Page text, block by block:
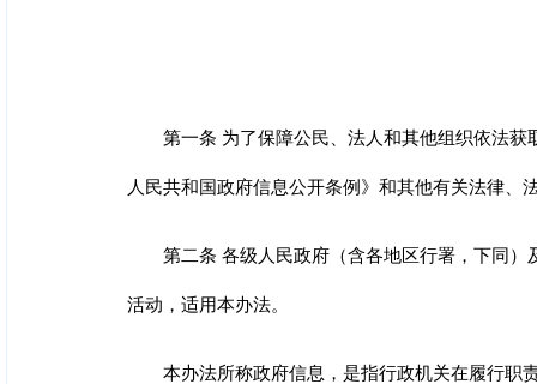
第一条 为了保障公民、法人和其他组织依法
人民共和国政府信息公开条例》和其他有关法律、
第二条 各级人民政府（含各地区行署，下同
活动，适用本办法。
本办法所称政府信息，是指行政机关在履行职